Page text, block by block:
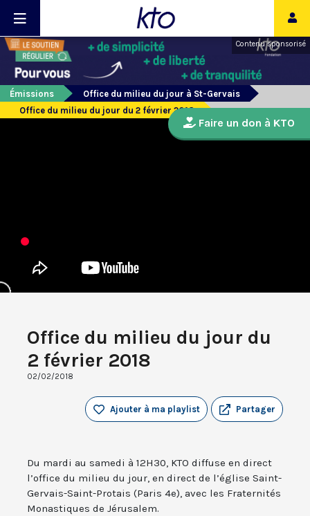
Contenu sponsorisé
Émissions
Office du milieu du jour à St-Gervais
Office du milieu du jour du 2 février 2018
Office du milieu du jour du
2 février 2018
02/02/2018
Partager
Ajouter à ma playlist
Du mardi au samedi à 12H30, KTO diffuse en direct
l’office du milieu du jour, en direct de l’église Saint-
Gervais-Saint-Protais (Paris 4e), avec les Fraternités
Monastiques de Jérusalem.
Faire un don à KTO